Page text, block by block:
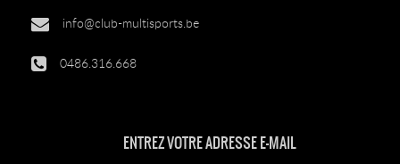
info@club-multisports.be
0486.316.668
ENTREZ VOTRE ADRESSE E-MAIL